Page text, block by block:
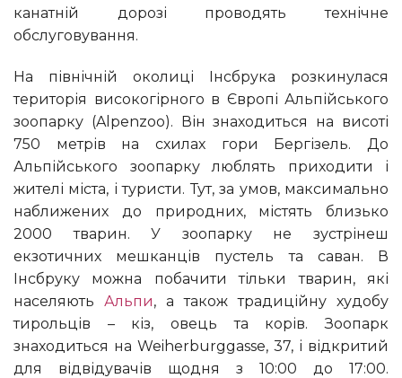
канатній дорозі проводять технічне
обслуговування.
На північній околиці Інсбрука розкинулася
територія високогірного в Європі Альпійського
зоопарку (Alpenzoo). Він знаходиться на висоті
750 метрів на схилах гори Бергізель. До
Альпійського зоопарку люблять приходити і
жителі міста, і туристи. Тут, за умов, максимально
наближених до природних, містять близько
2000 тварин. У зоопарку не зустрінеш
екзотичних мешканців пустель та саван. В
Інсбруку можна побачити тільки тварин, які
населяють Альпи, а також традиційну худобу
тирольців – кіз, овець та корів. Зоопарк
знаходиться на Weiherburggasse, 37, і відкритий
для відвідувачів щодня з 10:00 до 17:00.